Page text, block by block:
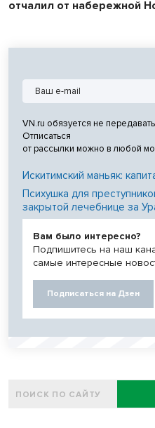
отчалил от набережной
VN.ru обязуется не
Отписаться
от рассылки можно в любой
Искитимский маньяк:
Психушка для
закрытой лечебнице за
Вам было интересно?
Подпишитесь на наш
самые интересные
Подписаться на Дзен